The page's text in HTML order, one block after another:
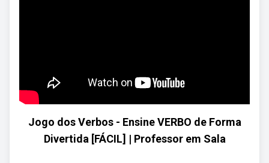
Jogo dos Verbos - Ensine VERBO de Forma
Divertida [FÁCIL] | Professor em Sala